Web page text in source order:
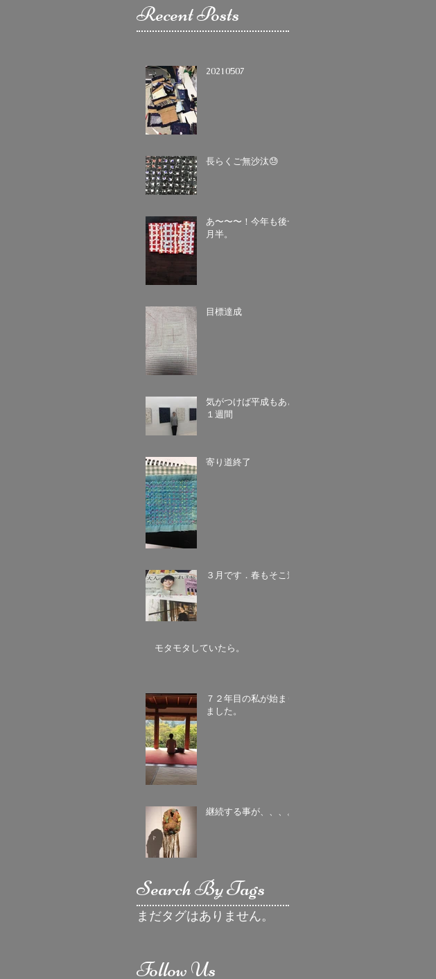
Recent Posts
20210507
長らくご無沙汰😓
あ〜〜〜！今年も後一
月半。
目標達成
気がつけば平成もあと
１週間
寄り道終了
３月です．春もそこ迄
モタモタしていたら。
７２年目の私が始まり
ました。
継続する事が、、、。
Search By Tags
まだタグはありません。
Follow Us